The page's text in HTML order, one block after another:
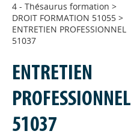
4 - Thésaurus formation >
DROIT FORMATION 51055 >
ENTRETIEN PROFESSIONNEL
51037
ENTRETIEN
PROFESSIONNEL
51037